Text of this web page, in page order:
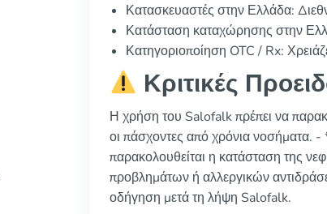
Κατασκευαστές στην Ελλάδα:
Κατάσταση καταχώρησης στην
Κατηγοριοποίηση OTC / Rx:
Κριτικές
Η χρήση του Salofalk πρέπει να
οι πάσχοντες από χρόνια νοσήματα. -
παρακολουθείται η κατάσταση της
προβλημάτων ή αλλεργικών
οδήγηση μετά τη λήψη Salofalk.